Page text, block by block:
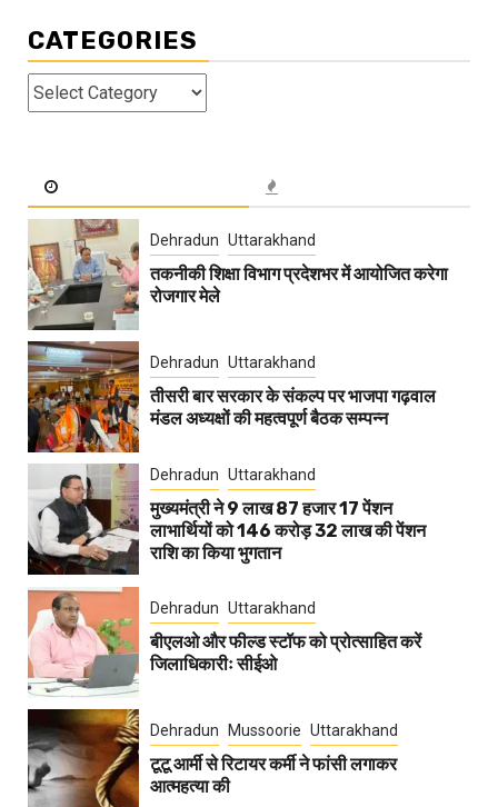
CATEGORIES
Categories
Dehradun Uttarakhand
तकनीकी शिक्षा विभाग प्रदेशभर में आयोजित करेगा
रोजगार मेले
Dehradun Uttarakhand
तीसरी बार सरकार के संकल्प पर भाजपा गढ़वाल
मंडल अध्यक्षों की महत्वपूर्ण बैठक सम्पन्न
Dehradun Uttarakhand
मुख्यमंत्री ने 9 लाख 87 हजार 17 पेंशन
लाभार्थियों को 146 करोड़ 32 लाख की पेंशन
राशि का किया भुगतान
Dehradun Uttarakhand
बीएलओ और फील्ड स्टॉफ को प्रोत्साहित करें
जिलाधिकारीः सीईओ
Dehradun Mussoorie Uttarakhand
टूटू आर्मी से रिटायर कर्मी ने फांसी लगाकर
आत्महत्या की